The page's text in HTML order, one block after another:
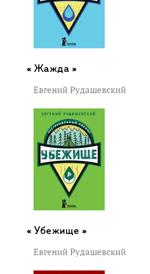
Жажда »
Евгений Рудашевский
Убежище »
Евгений Рудашевский